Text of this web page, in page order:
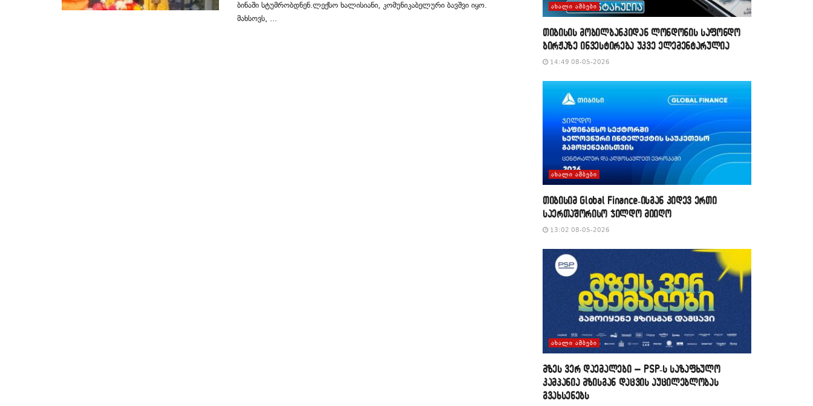
ბინაში სტუმრობდნენ.ლექსო ხალისიანი, კომუნიკაბელური ბავშვი იყო.
მახსოვს, ...
ᲐᲮᲐᲚᲘ ᲐᲛᲑᲔᲑᲘ
თიბისის მობილბანკიდან ლონდონის საფონდო
ბირჟაზე ინვესტირება უკვე ელემენტარულია
14:49 08-05-2026
ᲐᲮᲐᲚᲘ ᲐᲛᲑᲔᲑᲘ
თიბისიმ Global Finance-ისგან კიდევ ერთი
საერთაშორისო ჯილდო მიიღო
13:02 08-05-2026
ᲐᲮᲐᲚᲘ ᲐᲛᲑᲔᲑᲘ
მზეს ვერ დაემალები – PSP-ს საზაფხულო
კამპანია მზისგან დაცვის აუცილებლობას
გვახსენებს